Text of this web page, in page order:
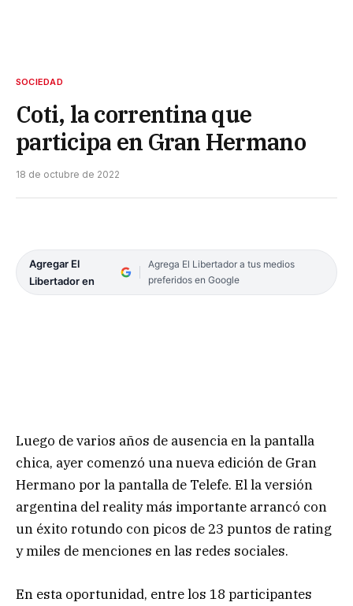
SOCIEDAD
Coti, la correntina que
participa en Gran Hermano
18 de octubre de 2022
Agregar El
Libertador en
Agrega El Libertador a tus medios
preferidos en Google
Luego de varios años de ausencia en la pantalla
chica, ayer comenzó una nueva edición de Gran
Hermano por la pantalla de Telefe. El la versión
argentina del reality más importante arrancó con
un éxito rotundo con picos de 23 puntos de rating
y miles de menciones en las redes sociales.
En esta oportunidad, entre los 18 participantes